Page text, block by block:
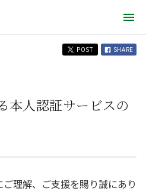
POST SHARE
本人認証サービスの
理解、ご支援を賜り誠にあり